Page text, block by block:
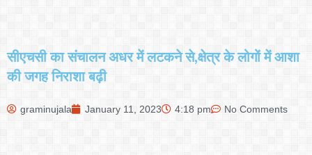
सीएचसी का संचालन अधर में लटकने से,क्षेत्र के लोगों में आशा
की जगह निराशा बढ़ी
graminujala January 11, 2023 4:18 pm No Comments